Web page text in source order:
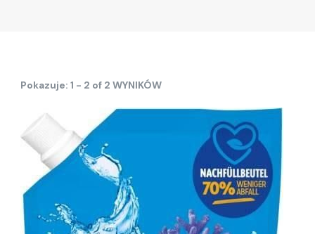
Pokazuje: 1 - 2 of 2 WYNIKÓW